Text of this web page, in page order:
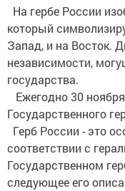
На гербе России
который
Запад, и на Восток.
независимости,
государства.
Ежегодно 30
Государственного
Герб России - это
соответствии с
Государственном
следующее его